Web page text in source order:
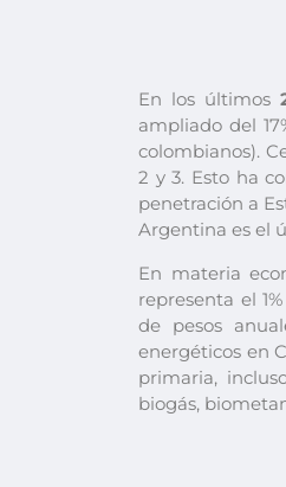
En los últimos
ampliado del
colombianos).
2 y 3. Esto ha
penetración a
Argentina es el
En materia
representa el
de pesos
energéticos en
primaria,
biogás,